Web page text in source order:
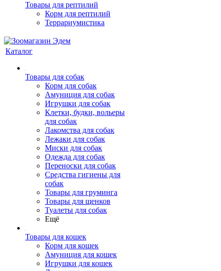
Товары для рептилий
Корм для рептилий
Террариумистика
Каталог
Товары для собак
Корм для собак
Амуниция для собак
Игрушки для собак
Клетки, будки, вольеры
для собак
Лакомства для собак
Лежаки для собак
Миски для собак
Одежда для собак
Переноски для собак
Средства гигиены для
собак
Товары для груминга
Товары для щенков
Туалеты для собак
Ещё
Товары для кошек
Корм для кошек
Амуниция для кошек
Игрушки для кошек